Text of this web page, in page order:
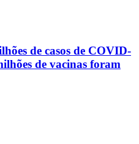
de casos de COVID-
de vacinas foram